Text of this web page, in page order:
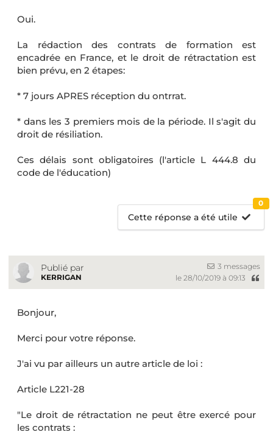
Oui.
La rédaction des contrats de formation est
encadrée en France, et le droit de rétractation est
bien prévu, en 2 étapes:
* 7 jours APRES réception du ontrrat.
* dans les 3 premiers mois de la période. Il s'agit du
droit de résiliation.
Ces délais sont obligatoires (l'article L 444.8 du
code de l'éducation)
Cette réponse a été utile
0
Publié par
KERRIGAN
3 messages
le 28/10/2019 à 09:13
Bonjour,
Merci pour votre réponse.
J'ai vu par ailleurs un autre article de loi :
Article L221-28
"Le droit de rétractation ne peut être exercé pour
les contrats :